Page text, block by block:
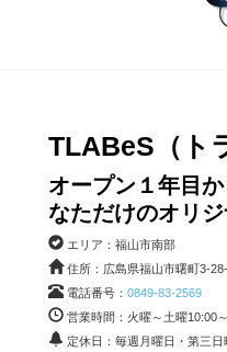
TLABeS（ト
オープン１年目
なただけのオリ
エリア：福山市南部
住所：広島県福山市曙町3-
電話番号： 0849-83-2569
営業時間：火曜～土曜10:00
定休日：毎週月曜日・第三日